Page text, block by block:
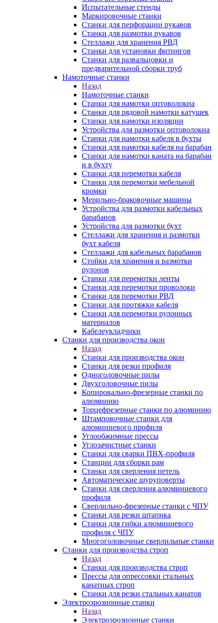
Испытательные стенды
Маркировочные станки
Станки для перфорации рукавов
Станки для размотки рукавов
Стеллажи для хранения РВД
Станки для установки фитингов
Станки для развальцовки и
предварительной сборки труб
Намоточные станки
Назад
Намоточные станки
Станки для намотки оптоволокна
Станки для рядовой намотки катушек
Станки для намотки изоляции
Устройства для размотки оптоволокна
Станки для намотки кабеля в бухты
Станки для намотки кабеля на барабан
Станки для намотки каната на барабан
и в бухту
Станки для перемотки кабеля
Станки для перемотки мебельной
кромки
Мерильно-браковочные машины
Устройства для размотки кабельных
барабанов
Устройства для размотки бухт
Стеллажи для хранения и размотки
бухт кабеля
Стеллажи для кабельных барабанов
Стойки для хранения и размотки
рулонов
Станки для перемотки ленты
Станки для перемотки проволоки
Станки для перемотки РВД
Станки для протяжки кабеля
Станки для перемотки рулонных
материалов
Кабелеукладчики
Станки для производства окон
Назад
Станки для производства окон
Станки для резки профиля
Одноголовочные пилы
Двухголовочные пилы
Копировально-фрезерные станки по
алюминию
Торцефрезерные станки по алюминию
Штамповочные станки для
алюминиевого профиля
Углообжимные прессы
Углозачистные станки
Станки для сварки ПВХ-профиля
Станции для сборки рам
Станки для сверления петель
Автоматические шуруповерты
Станки для сверления алюминиевого
профиля
Сверлильно-фрезерные станки с ЧПУ
Станки для резки штапика
Станки для гибки алюминиевого
профиля с ЧПУ
Многоголовочные сверлильные станки
Станки для производства строп
Назад
Станки для производства строп
Прессы для опрессовки стальных
канатных строп
Станки для резки стальных канатов
Электроэрозионные станки
Назад
Электроэрозионные станки